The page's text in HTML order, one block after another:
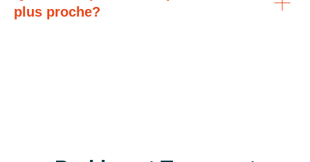
plus proche?